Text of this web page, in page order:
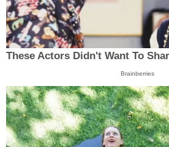
These Actors Didn't Want To
Brainberries